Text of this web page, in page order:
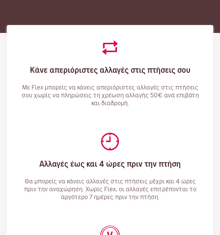
Κάνε απεριόριστες αλλαγές στις πτήσεις σου
Με Flex μπορείς να κάνεις απεριόριστες αλλαγές στις πτήσεις
σου χωρίς να πληρώσεις τη χρέωση αλλαγής 50€ ανά επιβάτη
και διαδρομή.
Αλλαγές έως και 4 ώρες πριν την πτήση
Θα μπορείς να κάνεις αλλαγές στις πτήσεις μέχρι και 4 ώρες
πριν την αναχώρηση. Χωρίς Flex, οι αλλαγές επιτρέπονται το
αργότερο 7 ημέρες πριν την πτήση.